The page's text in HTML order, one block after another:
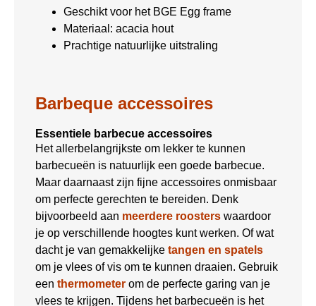
Geschikt voor het BGE Egg frame
Materiaal: acacia hout
Prachtige natuurlijke uitstraling
Barbeque accessoires
Essentiele barbecue accessoires
Het allerbelangrijkste om lekker te kunnen
barbecueën is natuurlijk een goede barbecue.
Maar daarnaast zijn fijne accessoires onmisbaar
om perfecte gerechten te bereiden. Denk
bijvoorbeeld aan meerdere roosters waardoor
je op verschillende hoogtes kunt werken. Of wat
dacht je van gemakkelijke tangen en spatels
om je vlees of vis om te kunnen draaien. Gebruik
een thermometer om de perfecte garing van je
vlees te krijgen. Tijdens het barbecueën is het